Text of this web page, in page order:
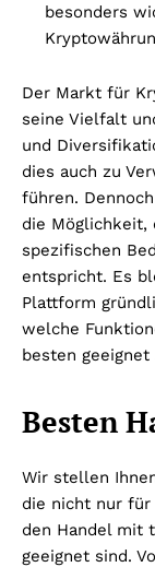
besonders
Der Markt für
seine Vielfalt
und
dies auch zu
führen.
die Möglichkeit,
spezifischen
entspricht. Es
Plattform
welche
besten geeignet
Besten
Wir stellen
die nicht nur für
den Handel mit
geeignet sind.